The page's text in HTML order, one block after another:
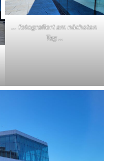
… fotografiert am nächsten
Tag …